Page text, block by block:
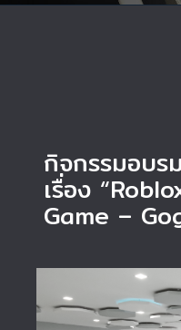
กิจกรรมอบร
เรื่อง
Game –